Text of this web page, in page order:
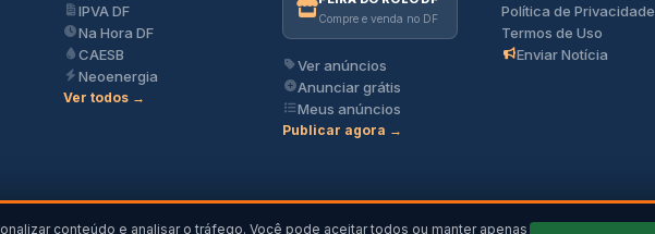
IPVA DF
Na Hora DF
CAESB
Neoenergia
Ver todos →
Compre e venda no DF
Ver anúncios
Anunciar grátis
Meus anúncios
Publicar agora →
Política de Privacidade
Termos de Uso
Enviar Notícia
conteúdo e analisar o tráfego. Você pode aceitar todos ou manter apenas